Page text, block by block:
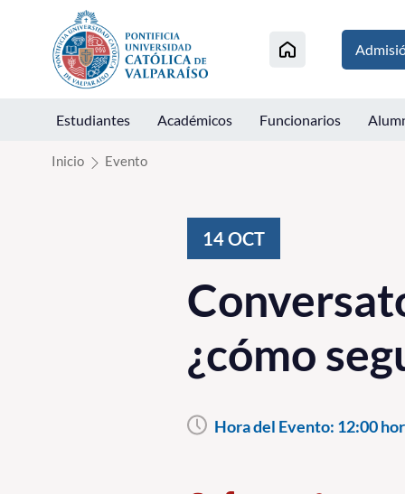
Click acá para ir directamente al contenido
Estudiantes Académicos Funcionarios
Inicio Evento
14OCT
¿cómo
Hora del Evento: 12:00